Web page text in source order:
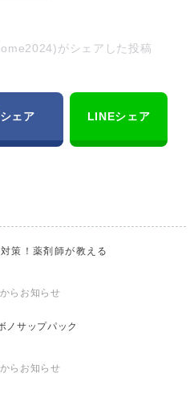
がシェアした投稿
シェア LINEシェア
策！薬剤師が教える
らお知らせ
ノサップパック
らお知らせ